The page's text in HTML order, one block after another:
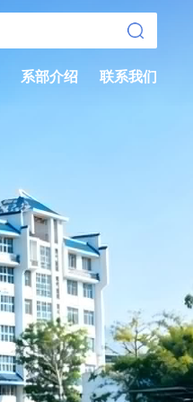
系部介绍 联系我们